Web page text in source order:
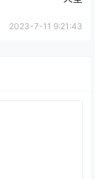
2023-7-11 9:21:43